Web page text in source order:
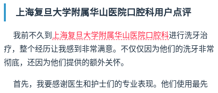
上海复旦大学附属华山医院口腔科用户点评
我前不久到 上海复旦大学附属华山医院口腔科进行洗牙治
疗，整个经历让我感到非常满意。不仅仅因为他们的洗牙非常
彻底，还因为他们提供的额外关怀。
首先，我要感谢医生和护士们的专业表现。他们使用最先